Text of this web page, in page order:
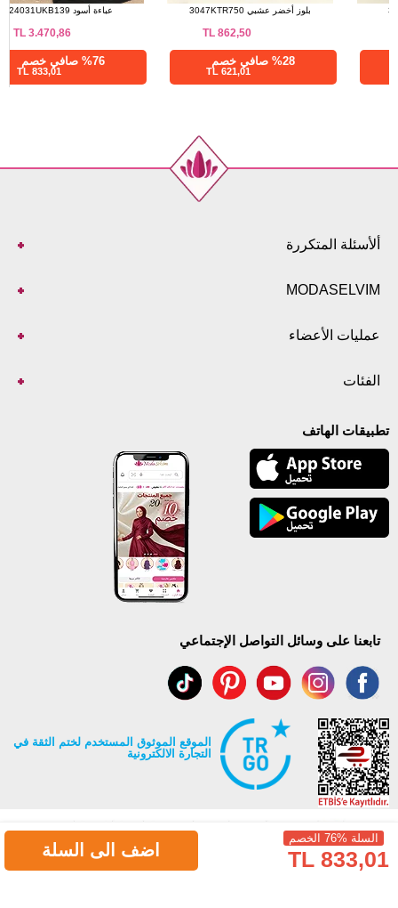
السلة %76 الخصم
833,01 TL اضف الى السلة
بلوز أخضر عشبي 3047KTR750
TL
عباءة أسود 3036SMD1186
ألأسئلة المتكررة
MODASELVIM
عمليات الأعضاء
الفئات
تطبيقات الهاتف
تابعنا على وسائل التواصل الإجتماعي
الموقع الموثوق المستخدم لختم الثقة في
التجارة الالكترونية
جميع حقوق Modaselvim محفوظة ©2026